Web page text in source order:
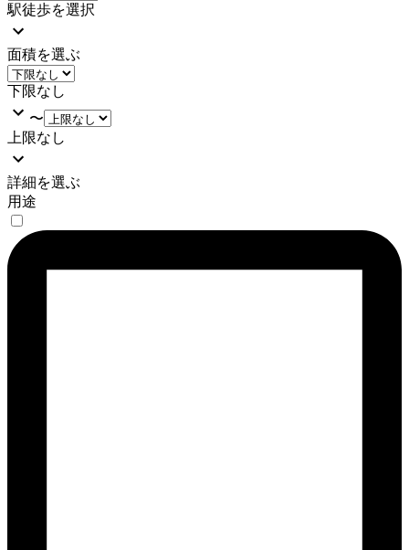
駅徒歩を選択
面積を選ぶ
下限なし
〜
上限なし
詳細を選ぶ
用途